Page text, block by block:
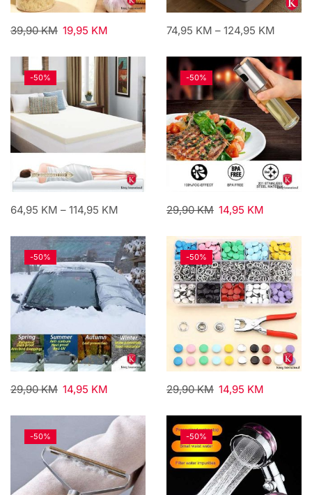
39,90KM 19,95 KM 74,95 KM – 124,95 KM
-50%
64,95 KM – 114,95 KM
-50%
29,90KM 14,95 KM
-50%
29,90KM 14,95 KM
-50%
29,90KM 14,95 KM
-50% -50%